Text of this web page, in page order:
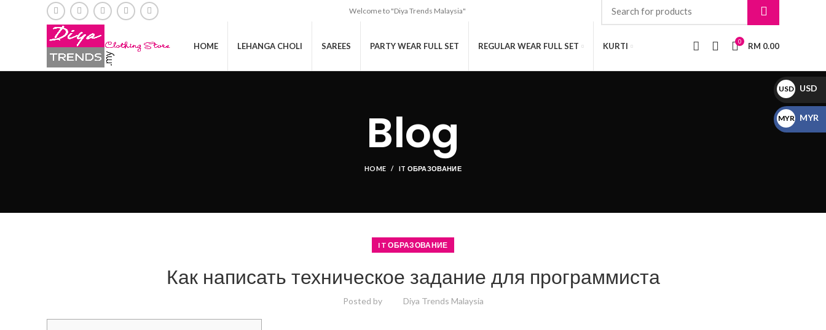
Welcome to "Diya Trends Malaysia"
HOME LEHANGA CHOLI SAREES PARTY WEAR FULL SET REGULAR WEAR FULL SET KURTI 0 RM 0.00
Blog
HOME IT ОБРАЗОВАНИЕ
IT ОБРАЗОВАНИЕ
Как написать техническое задание для программиста
Posted by Diya Trends Malaysia
USD
$
USD
MYR
RM
MYR